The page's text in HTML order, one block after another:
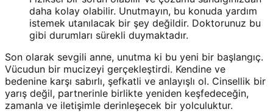
daha kolay olabilir. Unutmayın, bu konuda yardım
istemek utanılacak bir şey değildir. Doktorunuz bu
gibi durumları sürekli duymaktadır.
Son olarak sevgili anne, unutma ki bu yeni bir başlangıç.
Vücudun bir mucizeyi gerçekleştirdi. Kendine ve
bedenine karşı sabırlı, şefkatli ve anlayışlı ol. Cinsellik bir
yarış değil, partnerinle birlikte yeniden keşfedeceğin,
zamanla ve iletişimle derinleşecek bir yolculuktur.